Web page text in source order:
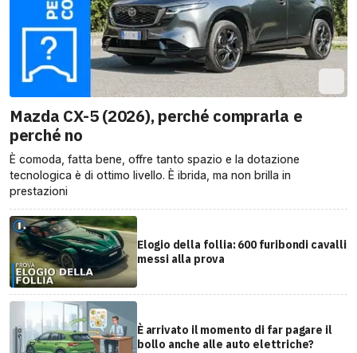
Mazda CX-5 (2026), perché comprarla e
perché no
È comoda, fatta bene, offre tanto spazio e la dotazione
tecnologica è di ottimo livello. È ibrida, ma non brilla in
prestazioni
Elogio della follia: 600 furibondi cavalli
messi alla prova
È arrivato il momento di far pagare il
bollo anche alle auto elettriche?